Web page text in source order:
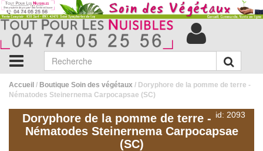
Accueil / Boutique Soin des végétaux / Doryphore de la pomme de terre -
Nématodes Steinernema Carpocapsae (SC)
id: 2093
Doryphore de la pomme de terre -
Nématodes Steinernema Carpocapsae
(SC)